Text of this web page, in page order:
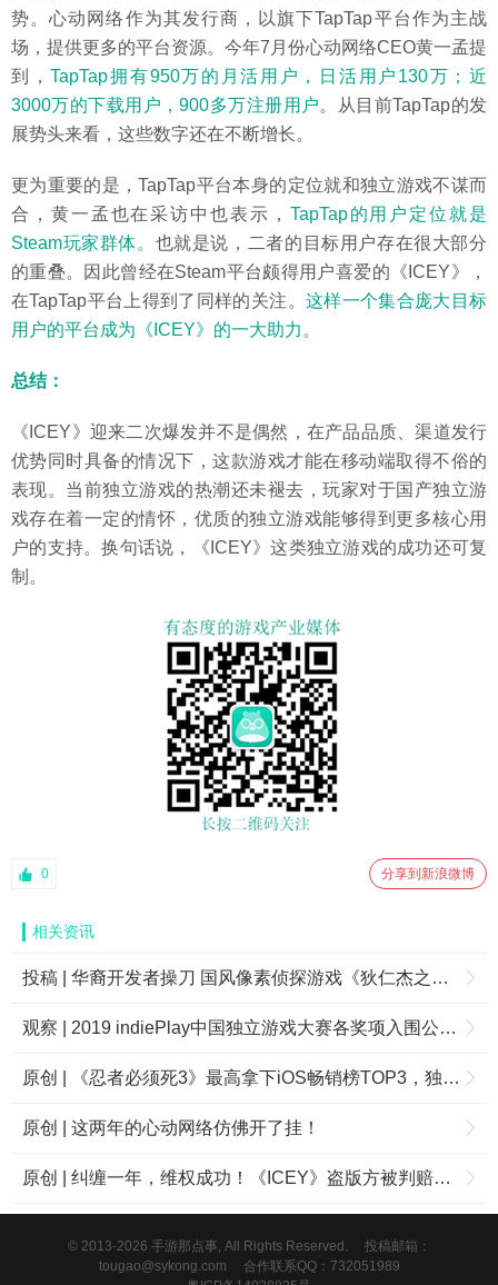
势。心动网络作为其发行商，以旗下TapTap平台作为主战
场，提供更多的平台资源。今年7月份心动网络CEO黄一孟提
到，TapTap拥有950万的月活用户，日活用户130万；近
3000万的下载用户，900多万注册用户。从目前TapTap的发
展势头来看，这些数字还在不断增长。
更为重要的是，TapTap平台本身的定位就和独立游戏不谋而
合，黄一孟也在采访中也表示， TapTap的用户定位就是
Steam玩家群体。 也就是说，二者的目标用户存在很大部分
的重叠。因此曾经在Steam平台颇得用户喜爱的《ICEY》，
在TapTap平台上得到了同样的关注。 这样一个集合庞大目标
用户的平台成为《ICEY》的一大助力。
总结：
《ICEY》迎来二次爆发并不是偶然，在产品品质、渠道发行
优势同时具备的情况下，这款游戏才能在移动端取得不俗的
表现。当前独立游戏的热潮还未褪去，玩家对于国产独立游
戏存在着一定的情怀，优质的独立游戏能够得到更多核心用
户的支持。换句话说，《ICEY》这类独立游戏的成功还可复
制。
0 分享到新浪微博
相关资讯
投稿 | 华裔开发者操刀 国风像素侦探游戏《狄仁杰之锦蔷薇》现已登陆iOS
观察 | 2019 indiePlay中国独立游戏大赛各奖项入围公布，12月8日WePlay现场进行颁奖典礼
原创 | 《忍者必须死3》最高拿下iOS畅销榜TOP3，独立游戏商业化已经不是“伪命题”？
原创 | 这两年的心动网络仿佛开了挂！
原创 | 纠缠一年，维权成功！《ICEY》盗版方被判赔偿逾100万
© 2013-2026 手游那点事, All Rights Reserved.
投稿邮箱：
tougao@sykong.com 合作联系QQ：732051989